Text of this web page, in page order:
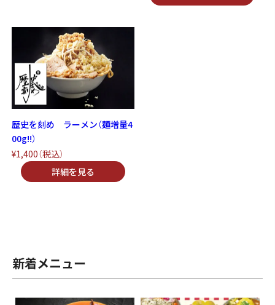
歴史を刻め ラーメン（麺増量4
00g!!）
¥1,400（税込）
新着メニュー